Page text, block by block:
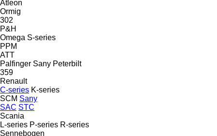
Atleon
Ormig
302
P&H
Omega S-series
PPM
ATT
Palfinger Sany Peterbilt
359
Renault
C-series K-series
SCM Sany
SAC STC
Scania
L-series P-series R-series
Sennebogen